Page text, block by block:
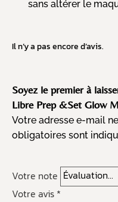
sans altérer le
Il n’y a pas encore d’avis.
Soyez le premier à
Libre Prep &Set Glow
Votre adresse e-mail
obligatoires sont
Votre note
Votre avis *